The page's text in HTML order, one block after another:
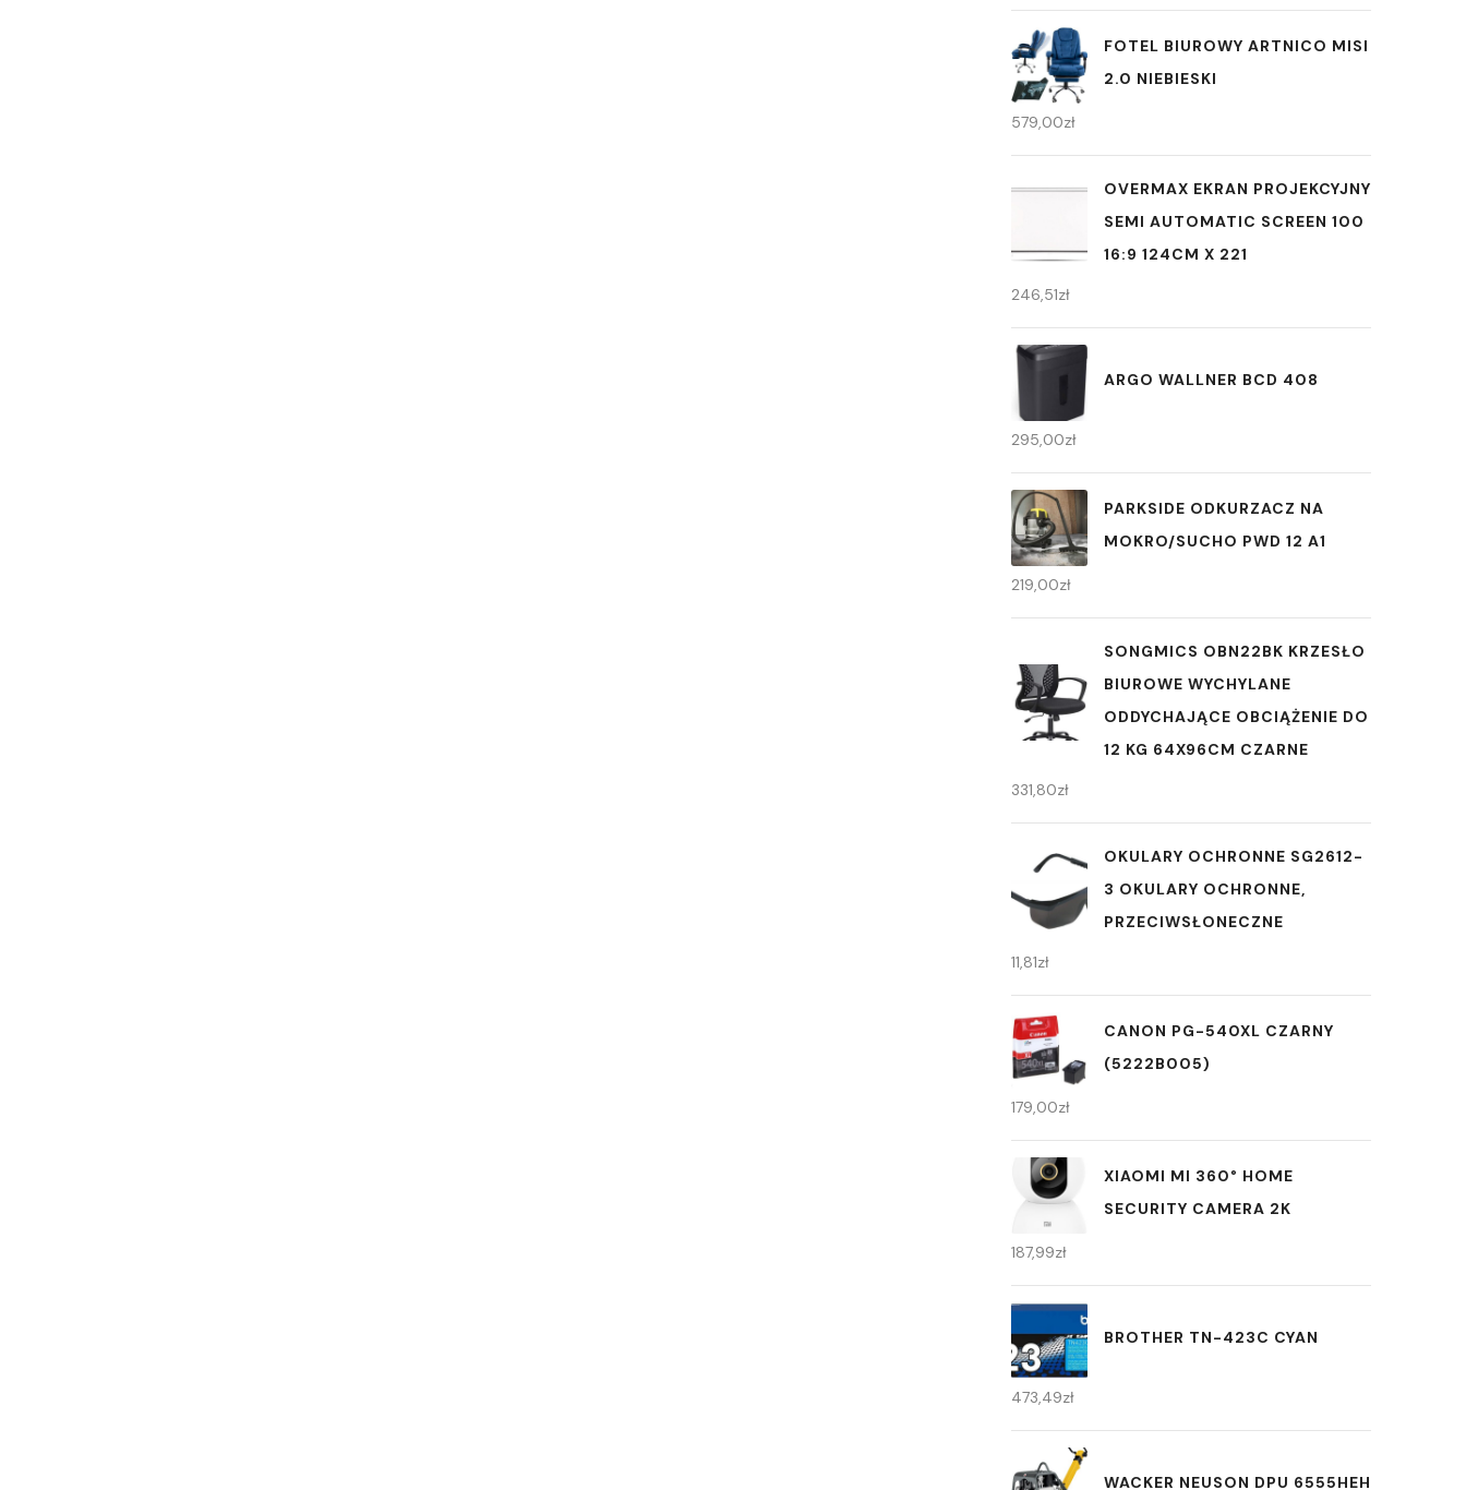
FOTEL BIUROWY ARTNICO MISI
2.0 NIEBIESKI
579,00zł
OVERMAX EKRAN PROJEKCYJNY
SEMI AUTOMATIC SCREEN 100
16:9 124CM X 221
246,51zł
ARGO WALLNER BCD 408
295,00zł
PARKSIDE ODKURZACZ NA
MOKRO/SUCHO PWD 12 A1
219,00zł
SONGMICS OBN22BK KRZESŁO
BIUROWE WYCHYLANE
ODDYCHAJĄCE OBCIĄŻENIE DO
12 KG 64X96CM CZARNE
331,80zł
OKULARY OCHRONNE SG2612-
3 OKULARY OCHRONNE,
PRZECIWSŁONECZNE
11,81zł
CANON PG-540XL CZARNY
(5222B005)
179,00zł
XIAOMI MI 360° HOME
SECURITY CAMERA 2K
187,99zł
BROTHER TN-423C CYAN
473,49zł
WACKER NEUSON DPU 6555HEH